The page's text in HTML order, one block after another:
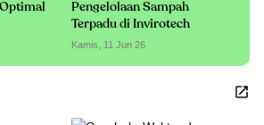
Pengelolaan Sampah
Terpadu di Invirotech
Kamis, 11 Jun 26